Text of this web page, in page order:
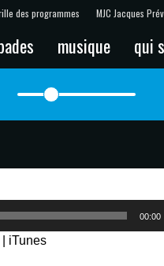
des programmes MJC Jacques
musique qui
00:00
iTunes